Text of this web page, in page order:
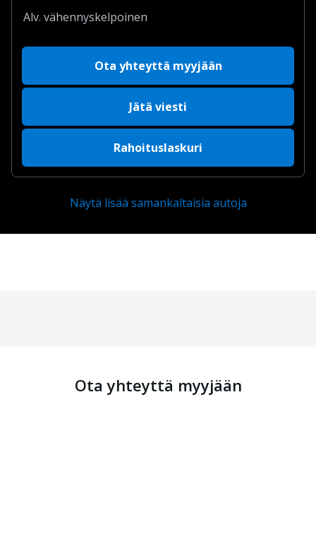
Alv. vähennyskelpoinen
Ota yhteyttä myyjään
Jätä viesti
Rahoituslaskuri
Näytä lisää samankaltaisia autoja
Ota yhteyttä myyjään